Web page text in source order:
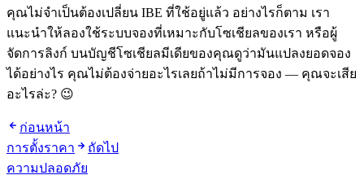
คุณไม่จำเป็นต้องเปลี่ยน IBE ที่ใช้อยู่แล้ว อย่างไรก็ตาม เรา
แนะนำให้ลองใช้ระบบจองที่เหมาะกับโซเชียลของเรา หรือผู้
จัดการลิงก์ บนบัญชีโซเชียลมีเดียของคุณดูว่ามันแปลงยอดจอง
ได้อย่างไร คุณไม่ต้องจ่ายอะไรเลยถ้าไม่มีการจอง — คุณจะเสีย
อะไรล่ะ? 😉
ก่อนหน้า
การตั้งราคา
ถัดไป
ความปลอดภัย